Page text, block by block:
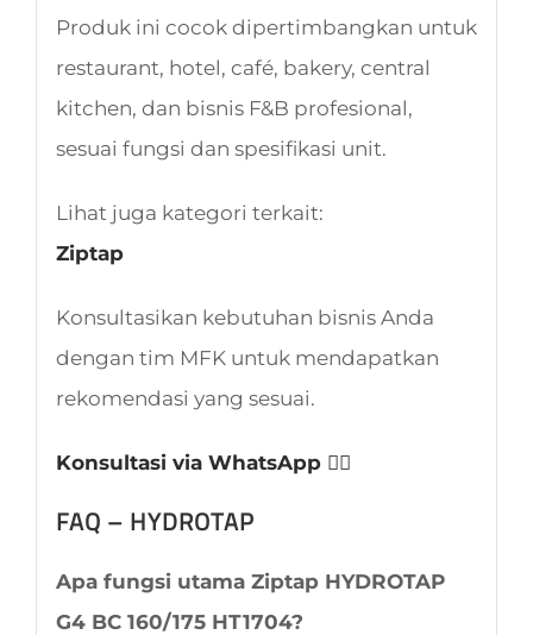
Produk ini cocok dipertimbangkan untuk
restaurant, hotel, café, bakery, central
kitchen, dan bisnis F&B profesional,
sesuai fungsi dan spesifikasi unit.
Lihat juga kategori terkait:
Ziptap
Konsultasikan kebutuhan bisnis Anda
dengan tim MFK untuk mendapatkan
rekomendasi yang sesuai.
Konsultasi via WhatsApp 👈🏻
FAQ – HYDROTAP
Apa fungsi utama Ziptap HYDROTAP
G4 BC 160/175 HT1704?